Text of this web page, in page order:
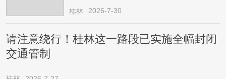
桂林 2026-7-30
请注意绕行！桂林这一路段已实施全幅封闭
交通管制